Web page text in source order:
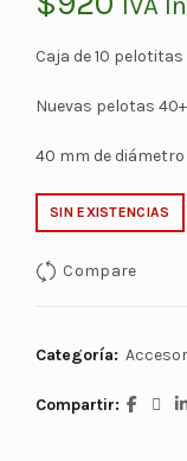
Caja de 10 pelotitas
Nuevas pelotas 40+
40 mm de diámetro
SIN EXISTENCIAS
Compare
Categoría:
Compartir